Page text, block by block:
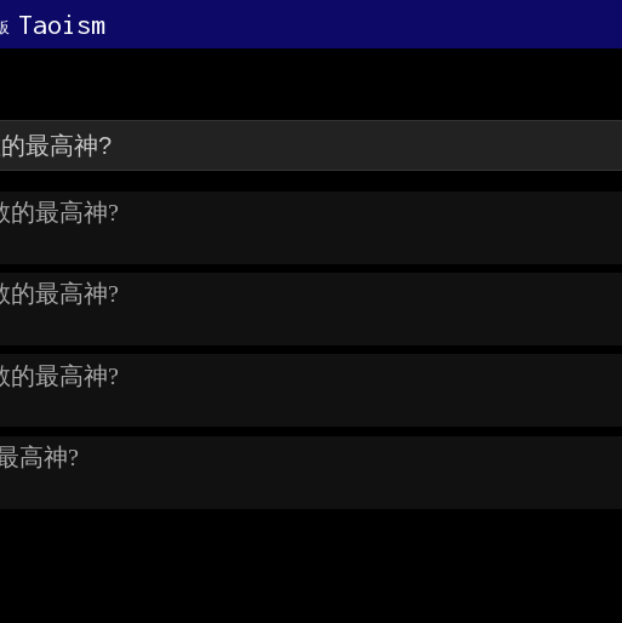
Taoism
的最高神?
的最高神?
的最高神?
高神?